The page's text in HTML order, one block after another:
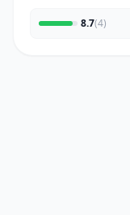
8.7(4)